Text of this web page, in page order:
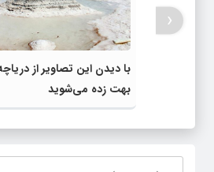
با دیدن این تصاویر از
بهت زده می‌شوید
‹